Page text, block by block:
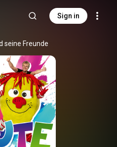
Sign in
seine Freunde